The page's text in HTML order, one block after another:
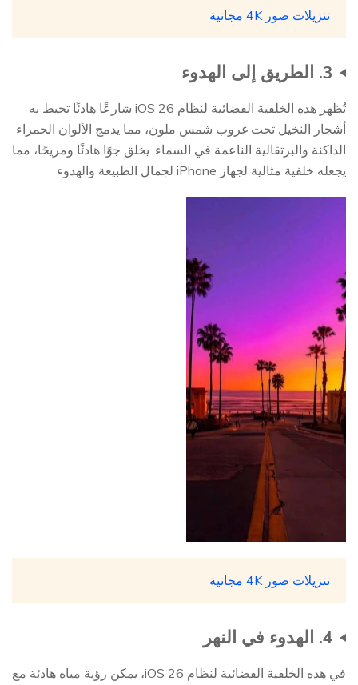
تنزيلات صور 4K مجانية
3. الطريق إلى الهدوء
تُظهر هذه الخلفية الفضائية لنظام iOS 26 شارعًا هادئًا تحيط به
أشجار النخيل تحت غروب شمس ملون، مما يدمج الألوان الحمراء
الداكنة والبرتقالية الناعمة في السماء. يخلق جوًا هادئًا ومريحًا، مما
يجعله خلفية مثالية لجهاز iPhone لجمال الطبيعة والهدوء
تنزيلات صور 4K مجانية
4. الهدوء في النهر
في هذه الخلفية الفضائية لنظام iOS 26، يمكن رؤية مياه هادئة مع